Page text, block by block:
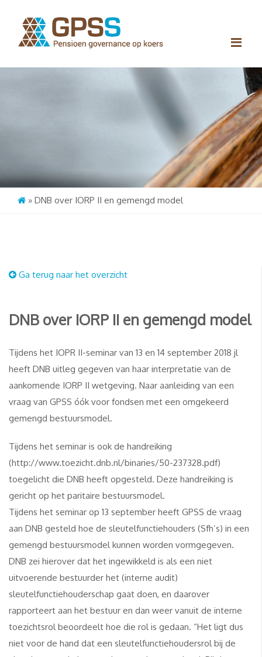
» DNB over IORP II en gemengd model
Ga terug naar het overzicht
DNB over IORP II en gemengd model
Tijdens het IOPR II-seminar van 13 en 14 september 2018 jl
heeft DNB uitleg gegeven van haar interpretatie van de
aankomende IORP II wetgeving. Naar aanleiding van een
vraag van GPSS óók voor fondsen met een omgekeerd
gemengd bestuursmodel.
Tijdens het seminar is ook de handreiking
(http://www.toezicht.dnb.nl/binaries/50-237328.pdf)
toegelicht die DNB heeft opgesteld. Deze handreiking is
gericht op het paritaire bestuursmodel.
Tijdens het seminar op 13 september heeft GPSS de vraag
aan DNB gesteld hoe de sleutelfunctiehouders (Sfh’s) in een
gemengd bestuursmodel kunnen worden vormgegeven.
DNB zei hierover dat het ingewikkeld is als een niet
uitvoerende bestuurder het (interne audit)
sleutelfunctiehouderschap gaat doen, en daarover
rapporteert aan het bestuur en dan weer vanuit de interne
toezichtsrol beoordeelt hoe die rol is gedaan. “Het ligt dus
niet voor de hand dat een sleutelfunctiehoudersrol bij de